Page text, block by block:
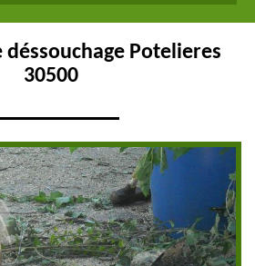
Potelieres
30500